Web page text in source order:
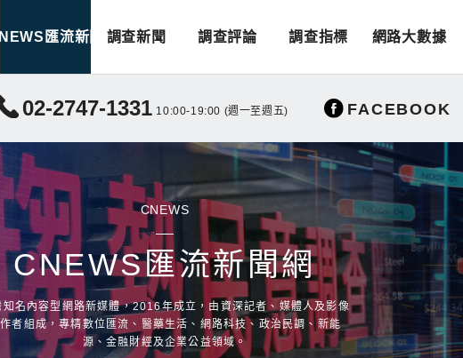
匯流新聞 調查新聞 調查評論 調查指標 網路大數據
02-2747-1331 10:00-19:00 (週一至週五) FACEBOOK
CNEWS
CNEWS匯流新聞網
知名內容型網路新媒體，2016年成立，由資深記者、媒體人及影像
者組成，專精數位匯流、醫藥生活、網路科技、政治民調、新能
源、金融財經及企業公益領域。